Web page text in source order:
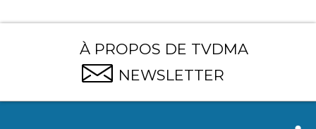
À PROPOS DE TVDMA
NEWSLETTER